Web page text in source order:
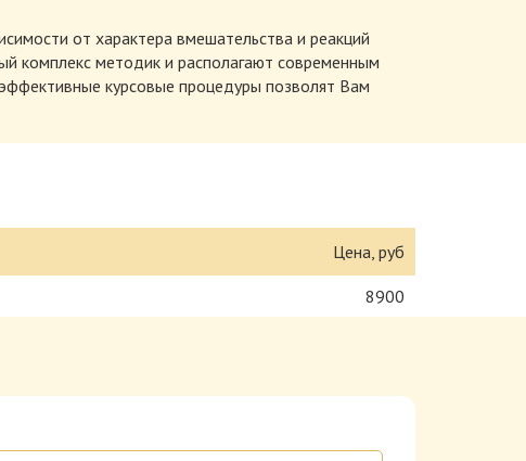
от характера вмешательства и реакций
комплекс методик и располагают современным
курсовые процедуры позволят Вам
Цена, руб
8900